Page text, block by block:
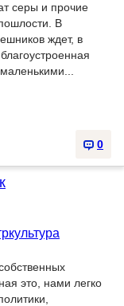
серы и прочие
В
ждет, в
0
это, нами легко